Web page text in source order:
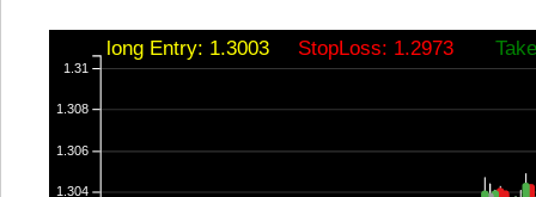
1.304
1.306
1.308
1.31
long Entry: 1.3003 StopLoss: 1.2973